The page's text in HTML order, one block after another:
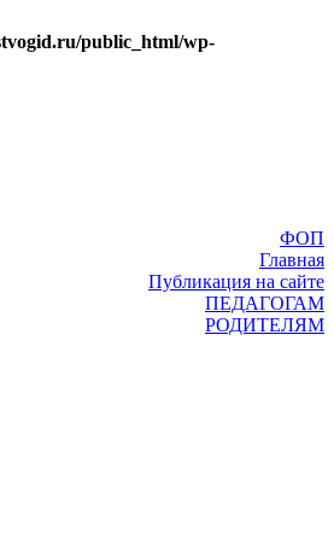
public_html/wp-
ФОП
Главная
Публикация на сайте
ПЕДАГОГАМ
РОДИТЕЛЯМ